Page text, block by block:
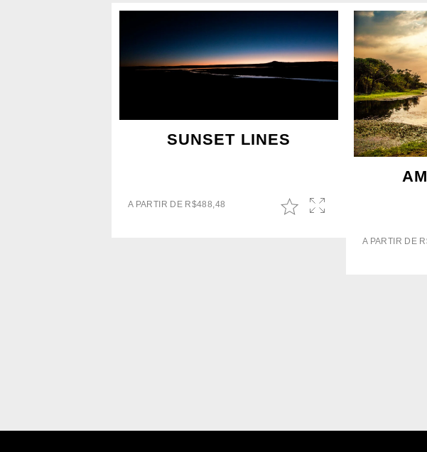
SUNSET LINES
A PARTIR DE R$488,48
A PARTIR DE